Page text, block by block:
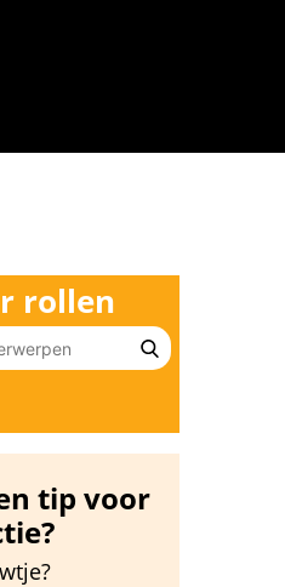
rollen
tip voor